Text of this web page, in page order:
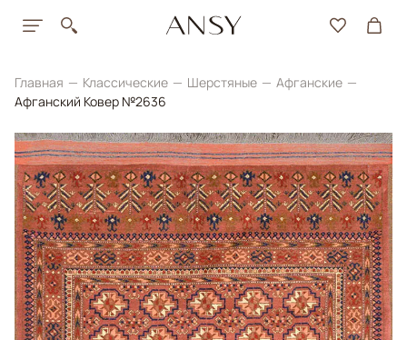
Главная Классические Шерстяные
Афганские
Афганский Ковер №2636